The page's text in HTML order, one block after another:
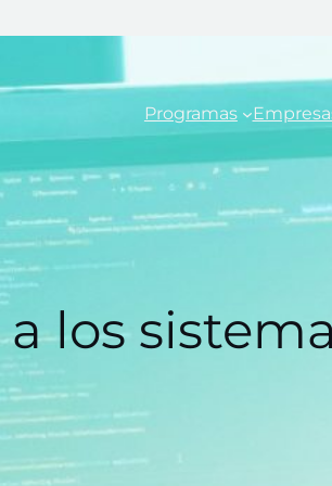
Programas
los